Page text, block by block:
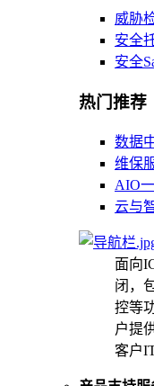
威胁
安全
安全
热门推荐
数据
维保
AIO
云与
面向
闭，
控等
户提
客户